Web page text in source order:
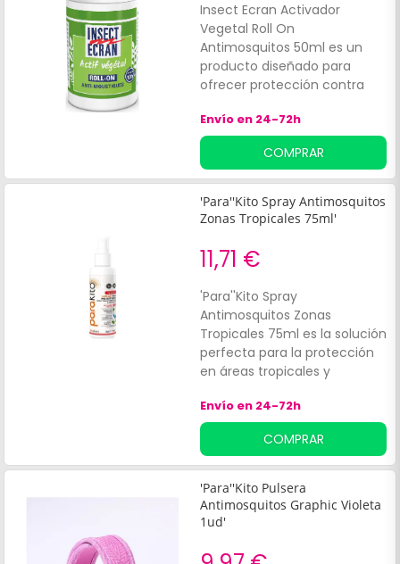
Insect Ecran Activador
Vegetal Roll On
Antimosquitos 50ml es un
producto diseñado para
ofrecer protección contra
composición de origen
vegetal lo hace apto para
toda la familia, incluyendo
niños a partir de 6 meses.
Envío en 24-72h
COMPRAR
'Para''Kito Spray Antimosquitos
Zonas Tropicales 75ml'
11,71 €
'Para''Kito Spray
Antimosquitos Zonas
Tropicales 75ml es la solución
perfecta para la protección
en áreas tropicales y
de mosquitos y garrapatas.
Su fórmula de origen vegetal
ofrece una defensa
reforzada y duradera, ideal
para:Viajeros.
Envío en 24-72h
COMPRAR
'Para''Kito Pulsera
Antimosquitos Graphic Violeta
1ud'